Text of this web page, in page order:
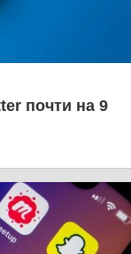
почти на 9